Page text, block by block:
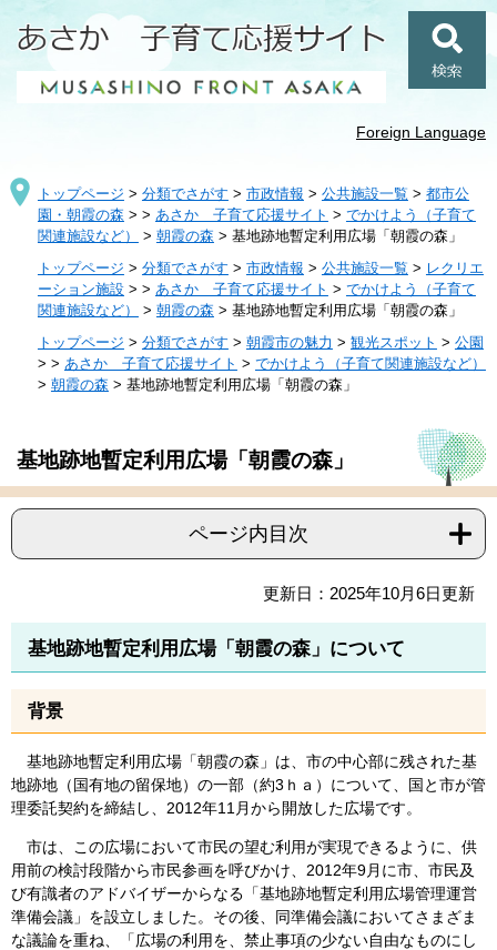
。
て
Foreign Language
トップページ > 分類でさがす > 市政情報 > 公共施設一覧 > 都市公
園・朝霞の森 > > あさか 子育て応援サイト > でかけよう（子育て
関連施設など）
> 朝霞の森 > 基地跡地暫定利用広場「朝霞の森」
トップページ > 分類でさがす > 市政情報 > 公共施設一覧 > レクリエ
ーション施設> > あさか 子育て応援サイト > でかけよう（子育て
関連施設など）
> 朝霞の森 > 基地跡地暫定利用広場「朝霞の森」
トップページ > 分類でさがす > 朝霞市の魅力 > 観光スポット > 公園
> > あさか 子育て応援サイト > でかけよう（子育て関連施設など）
> 朝霞の森 > 基地跡地暫定利用広場「朝霞の森」
基地跡地暫定利用広場「朝霞の森」
ページ内目次
更新日：2025年10月6日更新
基地跡地暫定利用広場「朝霞の森」について
背景
基地跡地暫定利用広場「朝霞の森」は、市の中心部に残された基
地跡地（国有地の留保地）の一部（約3ｈａ）について、国と市が管
理委託契約を締結し、2012年11月から開放した広場です。
市は、この広場において市民の望む利用が実現できるように、供
用前の検討段階から市民参画を呼びかけ、2012年9月に市、市民及
び有識者のアドバイザーからなる「基地跡地暫定利用広場管理運営
準備会議」を設立しました。その後、同準備会議においてさまざま
な議論を重ね、「広場の利用を、禁止事項の少ない自由なものにし